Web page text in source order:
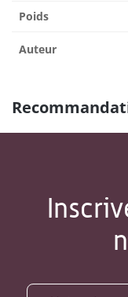
Poids
Auteur